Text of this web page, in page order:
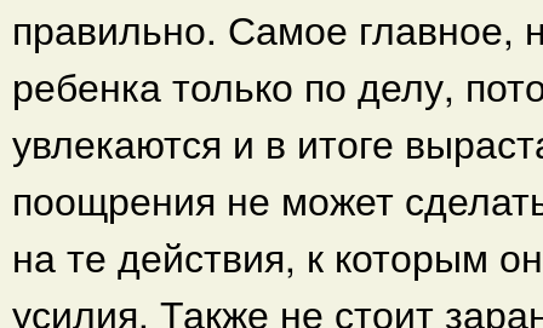
правильно. Самое главное,
ребенка только по делу,
увлекаются и в итоге
поощрения не может
на те действия, к которым
усилия. Также не стоит